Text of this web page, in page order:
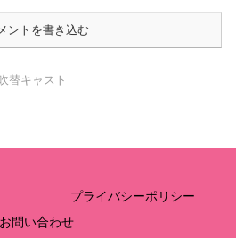
ントを書き込む
替キャスト
プライバシーポリシー
お問い合わせ